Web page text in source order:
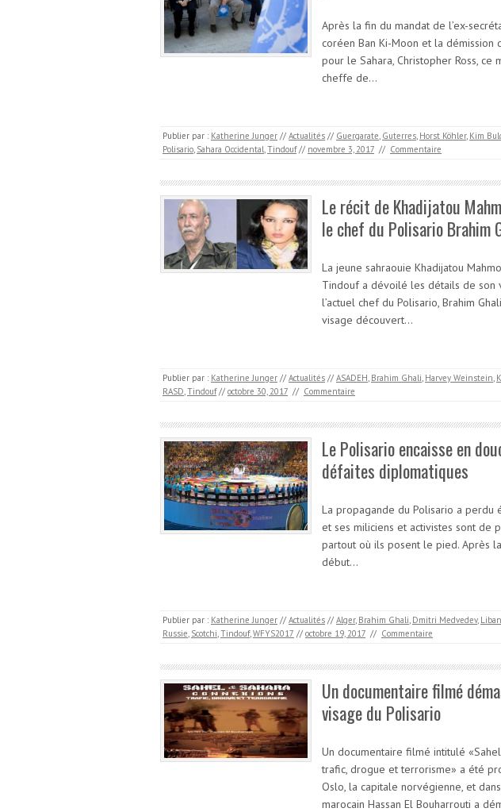
Après la fin du mandat de l’ex-
coréen Ban Ki-Moon et la démission
pour le Sahara, Christopher Ross, ce
cheffe de…
Publier par : Katherine Junger // Actualités // Guergarate, Guterres, Horst Köhler, Kim
Polisario, Sahara Occidental,Tindouf // novembre 3, 2017 // Commentaire
Le récit de Khadijatou
le chef du Polisario Brahim
La jeune sahraouie Khadijatou
Tindouf a dévoilé les détails de son
l’actuel chef du Polisario, Brahim
visage découvert…
Publier par : Katherine Junger // Actualités // ASADEH, Brahim Ghali, Harvey Weinstein,
RASD,Tindouf // octobre 30, 2017 // Commentaire
Le Polisario encaisse en
défaites diplomatiques
La propagande du Polisario a perdu
et ses miliciens et activistes sont de
partout où ils posent le pied. Après
début…
Publier par : Katherine Junger // Actualités // Alger, Brahim Ghali, Dmitri Medvedev, Liban
Russie, Scotchi,Tindouf,WFYS2017 // octobre 19, 2017 // Commentaire
Un documentaire filmé
visage du Polisario
Un documentaire filmé intitulé
trafic, drogue et terrorisme» a été
Oslo, la capitale norvégienne, et
marocain Hassan El Bouharrouti a